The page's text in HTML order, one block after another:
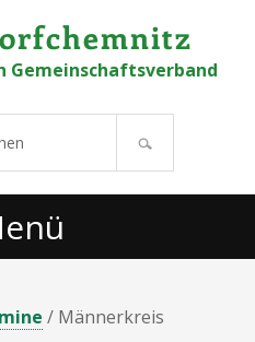
Gemeinschaftsverband
/ Männerkreis